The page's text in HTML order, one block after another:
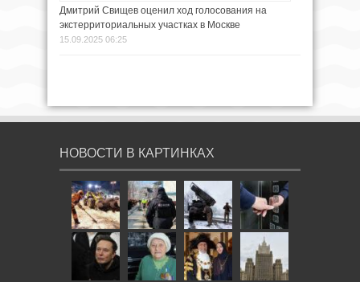
Дмитрий Свищев оценил ход голосования на
экстерриториальных участках в Москве
15.09.2025 06:25
НОВОСТИ В КАРТИНКАХ